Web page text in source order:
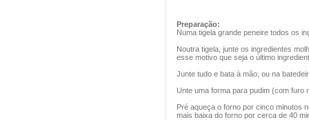
Preparação:
Numa tigela grande peneire todos os
Noutra tigela, junte os ingredientes
esse motivo que seja o último
Junte tudo e bata à mão, ou na
Unte uma forma para pudim (com furo
Pré aqueça o forno por cinco minutos
mais baixa do forno por cerca de 40